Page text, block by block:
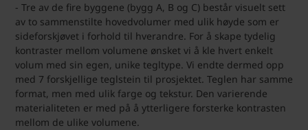
- Tre av de fire byggene (bygg A, B og C) består visuelt sett
av to sammenstilte hovedvolumer med ulik høyde som er
sideforskjøvet i forhold til hverandre. For å skape tydelig
kontraster mellom volumene ønsket vi å kle hvert enkelt
volum med sin egen, unike tegltype. Vi endte dermed opp
med 7 forskjellige teglstein til prosjektet. Teglen har samme
format, men med ulik farge og tekstur. Den varierende
materialiteten er med på å ytterligere forsterke kontrasten
mellom de ulike volumene.